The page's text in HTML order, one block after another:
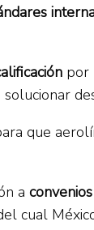
por
que
a
cual